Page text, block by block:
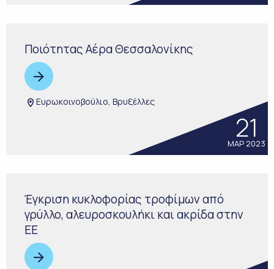
Ποιότητας Αέρα Θεσσαλονίκης
Ευρωκοινοβούλιο, Βρυξέλλες
21
ΜΑΡ 2023
Έγκριση κυκλοφορίας τροφίμων από
γρύλλο, αλευροσκουλήκι και ακρίδα στην
ΕΕ